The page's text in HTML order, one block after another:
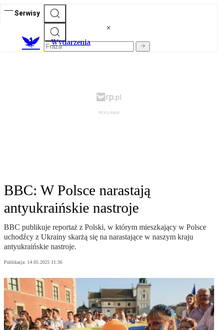
Serwisy
Wydarzenia
BBC: W Polsce narastają
antyukraińskie nastroje
BBC publikuje reportaż z Polski, w którym mieszkający w Polsce
uchodźcy z Ukrainy skarżą się na narastające w naszym kraju
antyukraińskie nastroje.
Publikacja: 14.05.2025 11:36